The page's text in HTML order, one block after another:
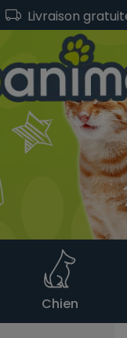
Livraison
Chien